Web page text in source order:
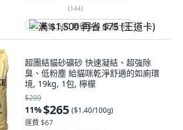
(144)
满 $1,500 再省 $75 (王道卡)
超團結貓砂礦砂 快速凝結、超強除
臭、低粉塵 給貓咪乾淨舒適的如廁環
境, 19kg, 1包, 檸檬
$299
11%$265 ($1.40/100g)
運費 $67